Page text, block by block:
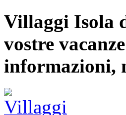
Villaggi Isola
vostre
informazioni,